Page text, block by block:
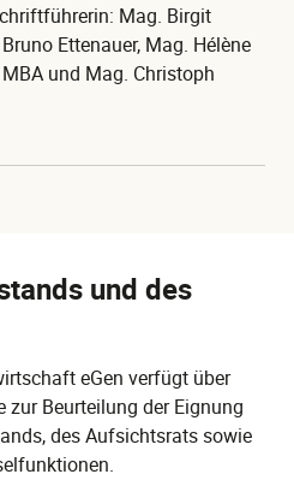
Mag. Birgit
Ettenauer, Mag. Hélène
und Mag. Christoph
und des
eGen verfügt über
zur Beurteilung der Eignung
des Aufsichtsrats sowie